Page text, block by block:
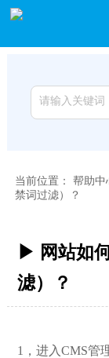
当前位置： 帮助中
禁词过滤）？
▶ 网站如
滤）？
1，进入CMS管